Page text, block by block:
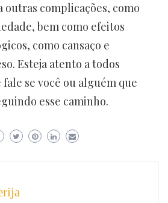
outras complicações, como
bem como efeitos
como cansaço e
Esteja atento a todos
fale se você ou alguém que
esse caminho.